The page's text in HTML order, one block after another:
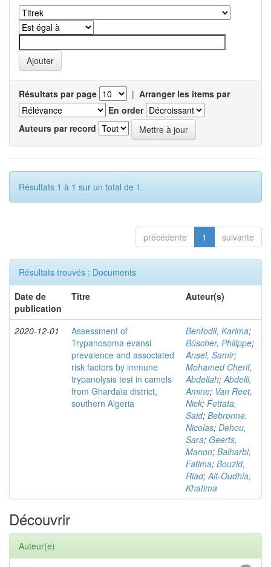
Résultats par page | Arranger les items par
En order
Auteurs par record
Résultats 1 à 1 sur un total de 1.
précédente 1 suivante
Résultats trouvés : Documents
Date de
publication
Titre Auteur(s)
2020-12-01
Assessment of
Trypanosoma evansi
prevalence and associated
risk factors by immune
trypanolysis test in camels
from Ghardaïa district,
southern Algeria
Benfodil, Karima;
Büscher, Philippe;
Ansel, Samir;
Mohamed Cherif,
Abdellah;Abdelli,
Amine; Van Reet,
Nick; Fettata,
Said; Bebronne,
Nicolas; Dehou,
Sara; Geerts,
Manon; Balharbi,
Fatima; Bouzid,
Riad;Ait-Oudhia,
Khatima
Découvrir
Auteur(e)